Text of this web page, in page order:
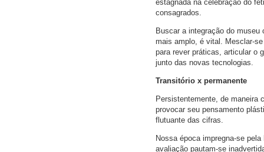
estagnada na celebração do
consagrados.
Buscar a integração do
mais amplo, é vital. Mesclar-
para rever práticas, articular o
junto das novas tecnologias.
Transitório x permanente
Persistentemente, de maneira
provocar seu pensamento
flutuante das cifras.
Nossa época impregna-se
avaliação pautam-se